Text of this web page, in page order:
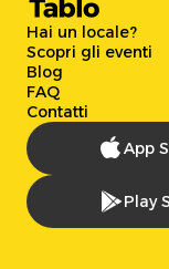
Hai un locale?
Scopri gli eventi
Blog
FAQ
Contatti
App
Play